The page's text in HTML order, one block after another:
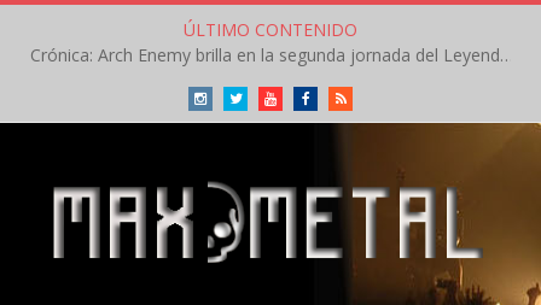
ÚLTIMO CONTENIDO
Crónica: Arch Enemy brilla en la segunda jornada del Leyendas del Rock – Jueves – Agosto 2026
InstagramTwitterYoutubeFacebookRSS